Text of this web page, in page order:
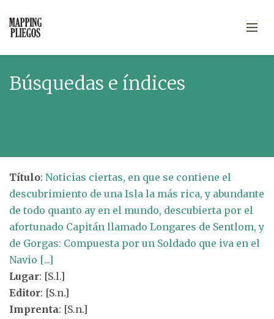
Búsquedas e índices
Título: Noticias ciertas, en que se contiene el
descubrimiento de una Isla la más rica, y abundante
de todo quanto ay en el mundo, descubierta por el
afortunado Capitán llamado Longares de Sentlom, y
de Gorgas: Compuesta por un Soldado que iva en el
Navio [...]
Lugar: [S.l.]
Editor: [S.n.]
Imprenta: [S.n.]